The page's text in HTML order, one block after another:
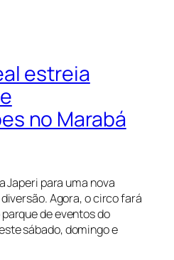
estreia
no Marabá
Japeri para uma nova
Agora, o circo fará
de eventos do
sábado, domingo e